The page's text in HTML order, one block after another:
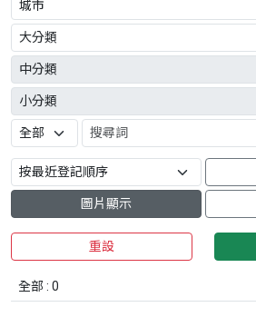
圖片顯示
重設
全部 : 0